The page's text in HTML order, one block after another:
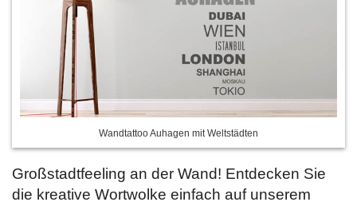
Wandtattoo Auhagen mit Weltstädten
Großstadtfeeling an der Wand! Entdecken Sie
die kreative Wortwolke einfach auf unserem